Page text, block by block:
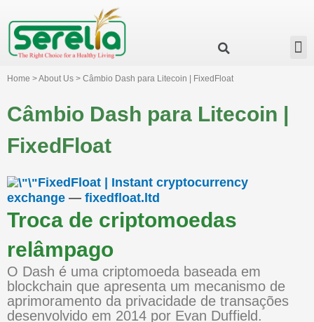
Home > About Us > Câmbio Dash para Litecoin | FixedFloat
Câmbio Dash para Litecoin |
FixedFloat
FixedFloat | Instant cryptocurrency
exchange — fixedfloat.ltd
Troca de criptomoedas
relâmpago
O Dash é uma criptomoeda baseada em
blockchain que apresenta um mecanismo de
aprimoramento da privacidade de transações
desenvolvido em 2014 por Evan Duffield.